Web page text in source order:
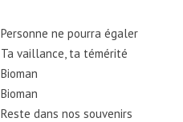
Personne ne pourra égaler
Ta vaillance, ta témérité
Bioman
Bioman
Reste dans nos souvenirs